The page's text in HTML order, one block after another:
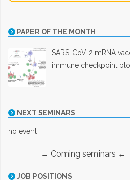
PAPER OF THE MONTH
SARS-CoV-2 mRNA
immune checkpoint
NEXT SEMINARS
no event
→ Coming seminars ←
JOB POSITIONS